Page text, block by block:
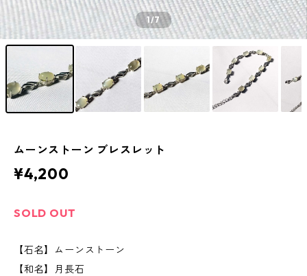
1/7
ムーンストーン ブレスレット
¥4,200
SOLD OUT
【石名】ムーンストーン
【和名】月長石